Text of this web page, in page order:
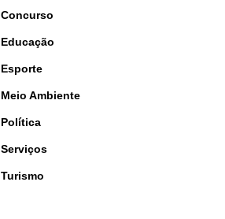
Concurso
Educação
Esporte
Meio Ambiente
Política
Serviços
Turismo